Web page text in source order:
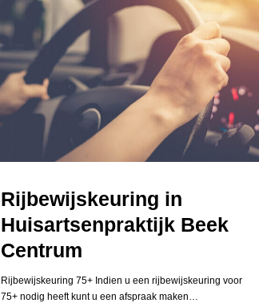
Rijbewijskeuring in
Huisartsenpraktijk Beek
Centrum
Rijbewijskeuring 75+ Indien u een rijbewijskeuring voor
75+ nodig heeft kunt u een afspraak maken…